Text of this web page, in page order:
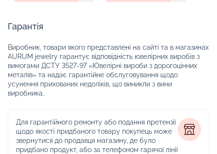
Гарантія
Виробник, товари якого представлені на сайті та в магазинах
AURUM jewelry гарантує відповідність ювелірних виробів з
вимогами ДСТУ 3527-97 «Ювелірні вироби з дорогоцінних
металів» та надає гарантійне обслуговування щодо
усунення прихованих недоліків, що виникли з вини
виробника.
Для гарантійного ремонту або подання претензії
щодо якості придбаного товару покупець може
звернутися до продавця магазину, де було
придбано продукт, або за телефоном гарячої лінії